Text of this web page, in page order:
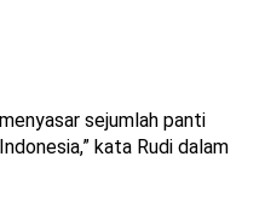
sejumlah panti
kata Rudi dalam